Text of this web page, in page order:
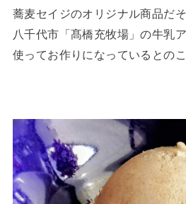
蕎麦セイジのオリジナル商品だそ
八千代市「髙橋充牧場」の牛乳
使ってお作りになっているとのこ